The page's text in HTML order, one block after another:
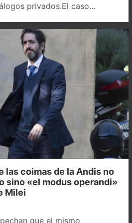
privados.El caso…
las coimas de la Andis no
sino «el modus operandi»
Milei
que el mismo